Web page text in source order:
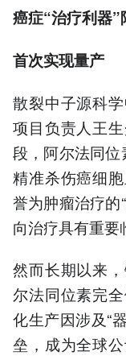
癌症“治疗利器
首次实现量产
散裂中子源科
项目负责人王
段，阿尔法同位
精准杀伤癌细
誉为肿瘤治疗的
向治疗具有重要
然而长期以来
尔法同位素完
化生产因涉及“
垒，成为全球